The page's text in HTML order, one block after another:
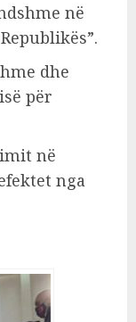
në
dhe
për
në
nga